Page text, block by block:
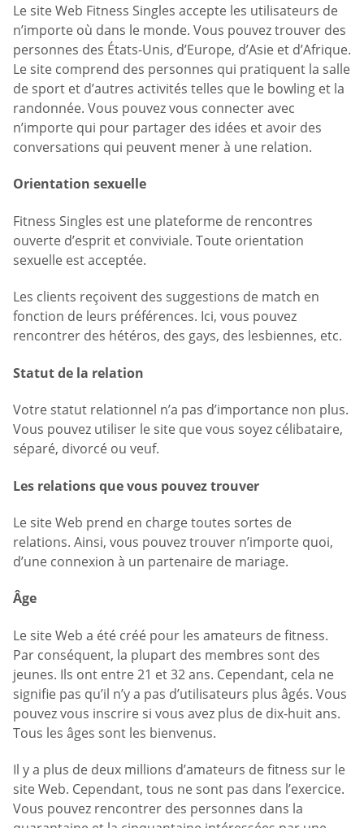
Le site Web Fitness Singles accepte les utilisateurs de
n’importe où dans le monde. Vous pouvez trouver des
personnes des États-Unis, d’Europe, d’Asie et d’Afrique.
Le site comprend des personnes qui pratiquent la salle
de sport et d’autres activités telles que le bowling et la
randonnée. Vous pouvez vous connecter avec
n’importe qui pour partager des idées et avoir des
conversations qui peuvent mener à une relation.
Orientation sexuelle
Fitness Singles est une plateforme de rencontres
ouverte d’esprit et conviviale. Toute orientation
sexuelle est acceptée.
Les clients reçoivent des suggestions de match en
fonction de leurs préférences. Ici, vous pouvez
rencontrer des hétéros, des gays, des lesbiennes, etc.
Statut de la relation
Votre statut relationnel n’a pas d’importance non plus.
Vous pouvez utiliser le site que vous soyez célibataire,
séparé, divorcé ou veuf.
Les relations que vous pouvez trouver
Le site Web prend en charge toutes sortes de
relations. Ainsi, vous pouvez trouver n’importe quoi,
d’une connexion à un partenaire de mariage.
Âge
Le site Web a été créé pour les amateurs de fitness.
Par conséquent, la plupart des membres sont des
jeunes. Ils ont entre 21 et 32 ans. Cependant, cela ne
signifie pas qu’il n’y a pas d’utilisateurs plus âgés. Vous
pouvez vous inscrire si vous avez plus de dix-huit ans.
Tous les âges sont les bienvenus.
Il y a plus de deux millions d’amateurs de fitness sur le
site Web. Cependant, tous ne sont pas dans l’exercice.
Vous pouvez rencontrer des personnes dans la